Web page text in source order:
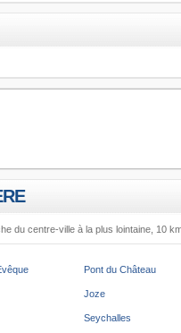
du centre-ville à la plus lointaine, 10
Pont du Château
Joze
Seychalles